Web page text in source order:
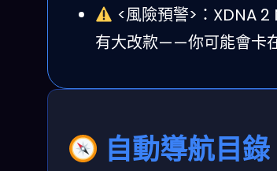
<風險預警>：XDNA
有大改款——你可能會卡
自動導航目錄